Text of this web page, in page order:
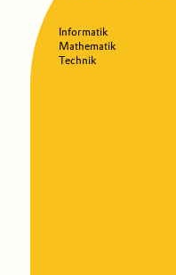
Informatik
Mathematik
Technik